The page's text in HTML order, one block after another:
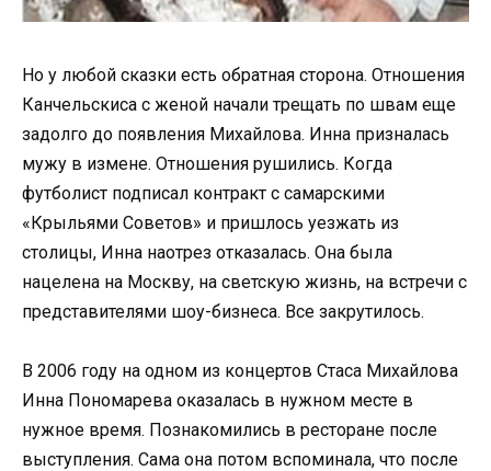
Но у любой сказки есть обратная сторона. Отношения
Канчельскиса с женой начали трещать по швам еще
задолго до появления Михайлова. Инна призналась
мужу в измене. Отношения рушились. Когда
футболист подписал контракт с самарскими
«Крыльями Советов» и пришлось уезжать из
столицы, Инна наотрез отказалась. Она была
нацелена на Москву, на светскую жизнь, на встречи с
представителями шоу-бизнеса. Все закрутилось.
В 2006 году на одном из концертов Стаса Михайлова
Инна Пономарева оказалась в нужном месте в
нужное время. Познакомились в ресторане после
выступления. Сама она потом вспоминала, что после